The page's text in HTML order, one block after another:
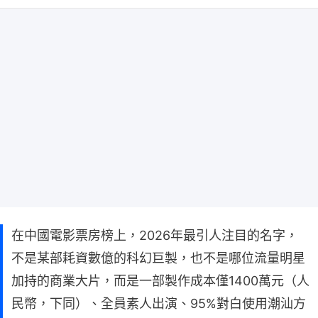
在中國電影票房榜上，2026年最引人注目的名字，
不是某部耗資數億的科幻巨製，也不是哪位流量明星
加持的商業大片，而是一部製作成本僅1400萬元（人
民幣，下同）、全員素人出演、95%對白使用潮汕方